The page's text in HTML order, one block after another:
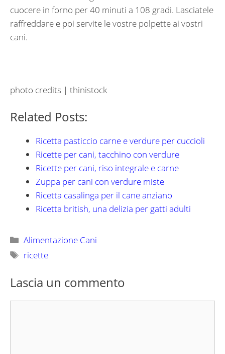
cuocere in forno per 40 minuti a 108 gradi. Lasciatele
raffreddare e poi servite le vostre polpette ai vostri
cani.
photo credits | thinistock
Related Posts:
Ricetta pasticcio carne e verdure per cuccioli
Ricette per cani, tacchino con verdure
Ricette per cani, riso integrale e carne
Zuppa per cani con verdure miste
Ricetta casalinga per il cane anziano
Ricetta british, una delizia per gatti adulti
Categorie
Alimentazione Cani
Tag
ricette
Lascia un commento